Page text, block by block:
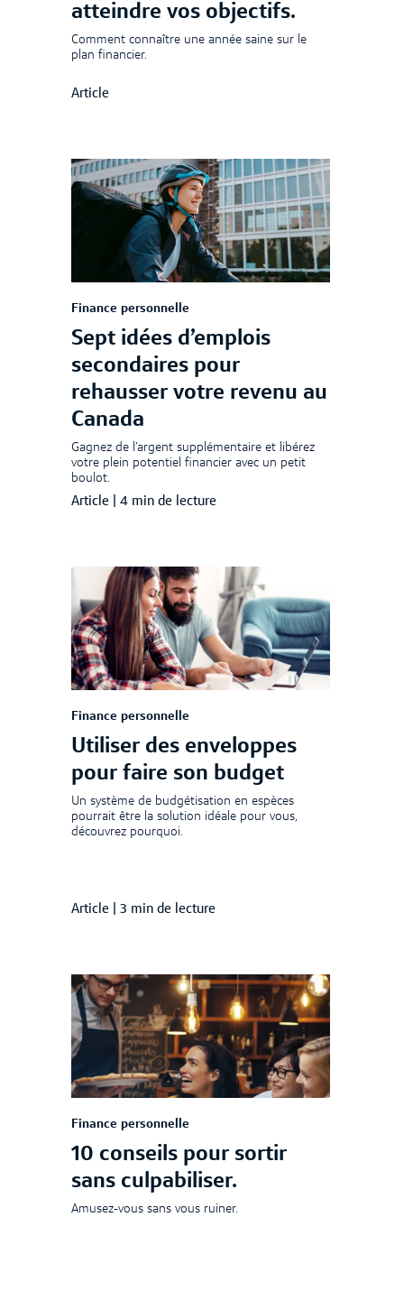
atteindre vos objectifs.
Comment connaître une année saine sur le
plan financier.
Article
Finance personnelle
Sept idées d’emplois
secondaires pour
rehausser votre revenu au
Canada
Gagnez de l’argent supplémentaire et libérez
votre plein potentiel financier avec un petit
boulot.
Article 4 min de lecture
Finance personnelle
Utiliser des enveloppes
pour faire son budget
Un système de budgétisation en espèces
pourrait être la solution idéale pour vous,
découvrez pourquoi.
Article 3 min de lecture
Finance personnelle
10 conseils pour sortir
sans culpabiliser.
Amusez-vous sans vous ruiner.